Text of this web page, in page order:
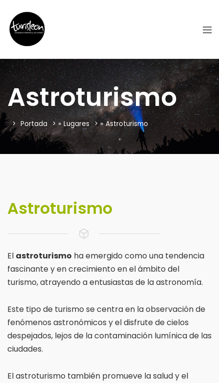
Astroturismo
Portada » Lugares » Astroturismo
Astroturismo
El astroturismo ha emergido como una tendencia
fascinante y en crecimiento en el ámbito del
turismo, atrayendo a entusiastas de la astronomía.
Este tipo de turismo se centra en la observación de
fenómenos astronómicos y el disfrute de cielos
despejados, lejos de la contaminación lumínica de las
ciudades.
El astroturismo también promueve la salud y el